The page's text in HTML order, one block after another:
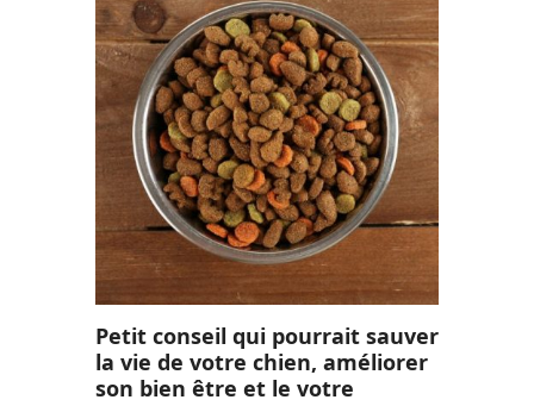
Petit conseil qui pourrait sauver
la vie de votre chien, améliorer
son bien être et le votre